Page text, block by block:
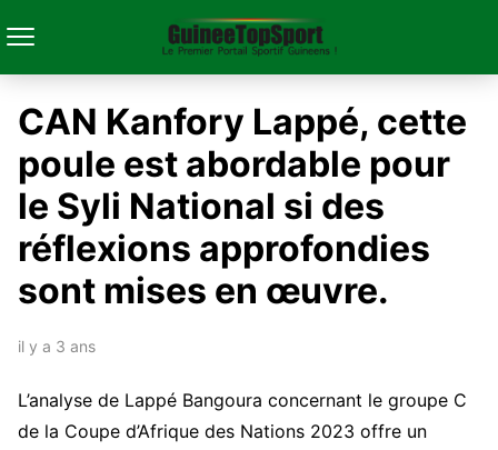
CAN Kanfory Lappé, cette
poule est abordable pour
le Syli National si des
réflexions approfondies
sont mises en œuvre.
il y a 3 ans
L’analyse de Lappé Bangoura concernant le groupe C
de la Coupe d’Afrique des Nations 2023 offre un